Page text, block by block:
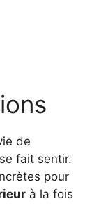
de
fait sentir.
pour
à la fois